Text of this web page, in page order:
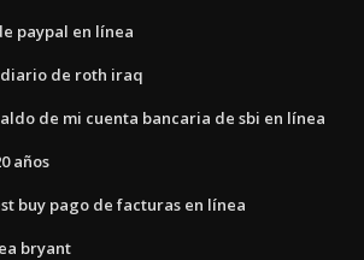
paypal en línea
de roth iraq
de mi cuenta bancaria de sbi en línea
años
buy pago de facturas en línea
bryant